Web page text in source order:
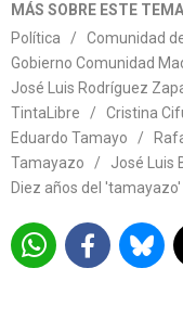
MÁS SOBRE ESTE TEMA
Política
/ Comunidad
Gobierno Comunidad
José Luis Rodríguez
TintaLibre
/ Cristina
Eduardo Tamayo
/
Tamayazo
/ José Luis
Diez años del 'tamayazo'